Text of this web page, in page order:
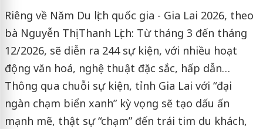
Riêng về Năm Du lịch quốc gia - Gia Lai 2026, theo
bà Nguyễn Thị Thanh Lịch: Từ tháng 3 đến tháng
12/2026, sẽ diễn ra 244 sự kiện, với nhiều hoạt
động văn hoá, nghệ thuật đặc sắc, hấp dẫn…
Thông qua chuỗi sự kiện, tỉnh Gia Lai với “đại
ngàn chạm biển xanh” kỳ vọng sẽ tạo dấu ấn
mạnh mẽ, thật sự “chạm” đến trái tim du khách,